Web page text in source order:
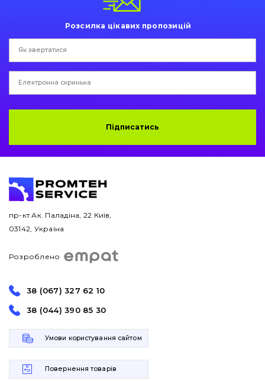
Розсилка цікавих пропозицій
Підписатись
пр-кт Ак. Паладіна, 22 Київ,
03142, Україна
Розроблено
38 (067) 327 62 10
38 (044) 390 85 30
Умови користування сайтом
Повернення товарів